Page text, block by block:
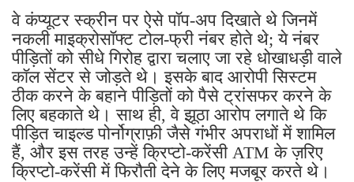
वे कंप्यूटर स्क्रीन पर ऐसे पॉप-अप दिखाते थे जिनमें
नकली माइक्रोसॉफ्ट टोल-फ्री नंबर होते थे; ये नंबर
पीड़ितों को सीधे गिरोह द्वारा चलाए जा रहे धोखाधड़ी वाले
कॉल सेंटर से जोड़ते थे। इसके बाद आरोपी सिस्टम
ठीक करने के बहाने पीड़ितों को पैसे ट्रांसफर करने के
लिए बहकाते थे। साथ ही, वे झूठा आरोप लगाते थे कि
पीड़ित चाइल्ड पोर्नोग्राफ़ी जैसे गंभीर अपराधों में शामिल
हैं, और इस तरह उन्हें क्रिप्टो-करेंसी ATM के ज़रिए
क्रिप्टो-करेंसी में फिरौती देने के लिए मजबूर करते थे।